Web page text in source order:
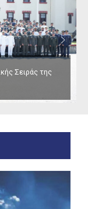
Σειράς της
ΓΕΝ